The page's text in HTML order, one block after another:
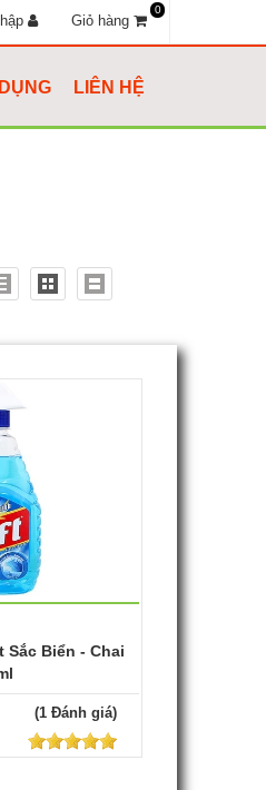
Giỏ hàng
0
LIÊN HỆ
Biển - Chai
(1 Đánh giá)